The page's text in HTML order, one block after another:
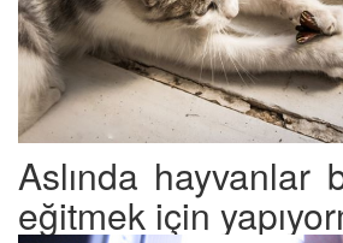
Aslında hayvanlar
eğitmek için